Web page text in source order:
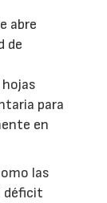
abre
de
para
en
las
déficit